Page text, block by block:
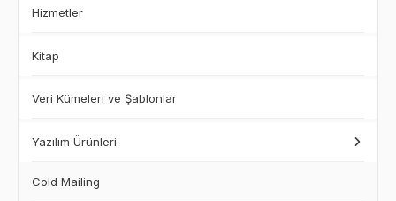
Hizmetler
Kitap
Veri Kümeleri ve Şablonlar
Yazılım Ürünleri
Cold Mailing